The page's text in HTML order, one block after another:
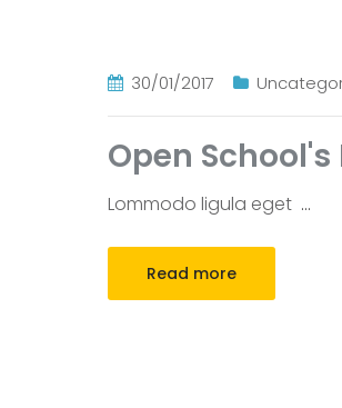
30/01/2017
Open
Lommodo ligula eget …
Read more